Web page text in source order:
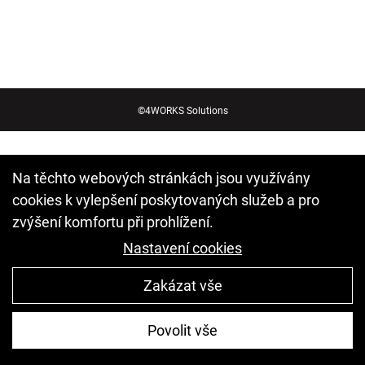
©4WORKS Solutions
Na těchto webových stránkách jsou využívány
cookies k vylepšení poskytovaných služeb a pro
zvýšení komfortu při prohlížení.
Nastavení cookies
Zakázat vše
Povolit vše